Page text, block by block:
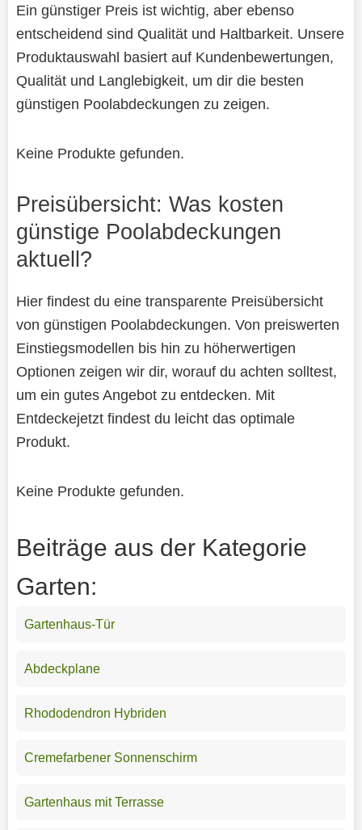
Ein günstiger Preis ist wichtig, aber ebenso
entscheidend sind Qualität und Haltbarkeit. Unsere
Produktauswahl basiert auf Kundenbewertungen,
Qualität und Langlebigkeit, um dir die besten
günstigen Poolabdeckungen zu zeigen.
Keine Produkte gefunden.
Preisübersicht: Was kosten
günstige Poolabdeckungen
aktuell?
Hier findest du eine transparente Preisübersicht
von günstigen Poolabdeckungen. Von preiswerten
Einstiegsmodellen bis hin zu höherwertigen
Optionen zeigen wir dir, worauf du achten solltest,
um ein gutes Angebot zu entdecken. Mit
Entdeckejetzt findest du leicht das optimale
Produkt.
Keine Produkte gefunden.
Beiträge aus der Kategorie
Garten:
Gartenhaus-Tür
Abdeckplane
Rhododendron Hybriden
Cremefarbener Sonnenschirm
Gartenhaus mit Terrasse